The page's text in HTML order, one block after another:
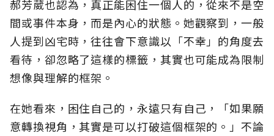
郝芳葳也認為，真正能困住一個人的，從來不是空
間或事件本身，而是內心的狀態。她觀察到，一般
人提到凶宅時，往往會下意識以「不幸」的角度去
看待，卻忽略了這樣的標籤，其實也可能成為限制
想像與理解的框架。
在她看來，困住自己的，永遠只有自己，「如果願
意轉換視角，其實是可以打破這個框架的。」不論